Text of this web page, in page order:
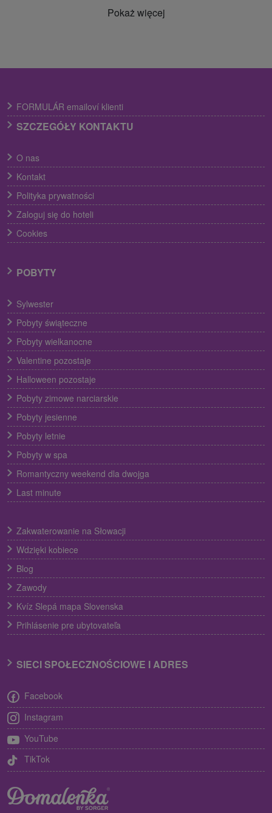
Pokaż więcej
FORMULÁR emailoví klienti
SZCZEGÓŁY KONTAKTU
O nas
Kontakt
Polityka prywatności
Zaloguj się do hoteli
Cookies
POBYTY
Sylwester
Pobyty świąteczne
Pobyty wielkanocne
Valentine pozostaje
Halloween pozostaje
Pobyty zimowe narciarskie
Pobyty jesienne
Pobyty letnie
Pobyty w spa
Romantyczny weekend dla dwojga
Last minute
Zakwaterowanie na Słowacji
Wdzięki kobiece
Blog
Zawody
Kvíz Slepá mapa Slovenska
Prihlásenie pre ubytovateľa
SIECI SPOŁECZNOŚCIOWE I ADRES
Facebook
Instagram
YouTube
TikTok